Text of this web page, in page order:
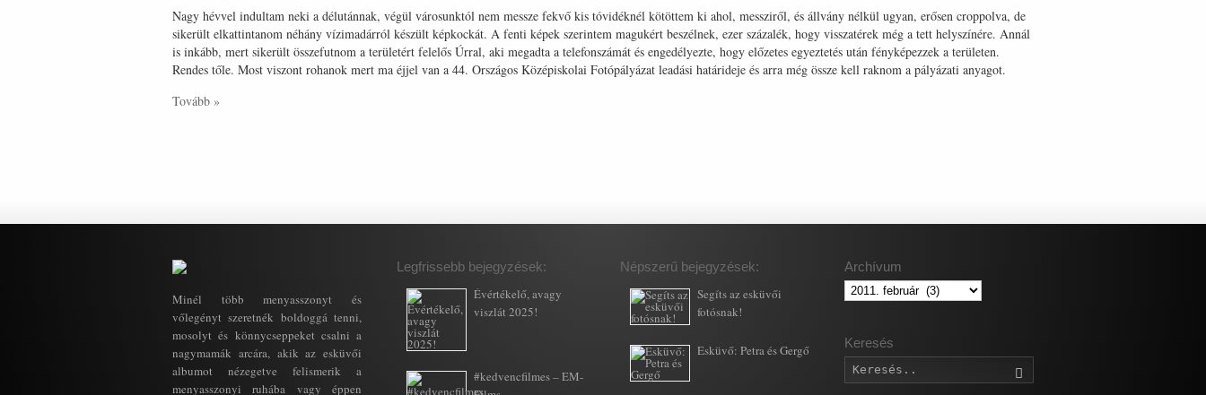
Nagy hévvel indultam neki a délutánnak, végül városunktól nem messze fekvő kis tóvidéknél kötöttem ki ahol, messziről, és állvány nélkül ugyan, erősen croppolva, de
sikerült elkattintanom néhány vízimadárról készült képkockát. A fenti képek szerintem magukért beszélnek, ezer százalék, hogy visszatérek még a tett helyszínére. Annál
is inkább, mert sikerült összefutnom a területért felelős Úrral, aki megadta a telefonszámát és engedélyezte, hogy előzetes egyeztetés után fényképezzek a területen.
Rendes tőle. Most viszont rohanok mert ma éjjel van a 44. Országos Középiskolai Fotópályázat leadási határideje és arra még össze kell raknom a pályázati anyagot.
Tovább »
Minél több menyasszonyt és
vőlegényt szeretnék boldoggá tenni,
mosolyt és könnycseppeket csalni a
nagymamák arcára, akik az esküvői
albumot nézegetve felismerik a
menyasszonyi ruhába vagy éppen
Legfrissebb bejegyzések:
Évértékelő, avagy
viszlát 2025!
#kedvencfilmes – EM-
Népszerű bejegyzések:
Segíts az esküvői
fotósnak!
Esküvő: Petra és Gergő
Archívum
Archívum
Keresés
Keresés